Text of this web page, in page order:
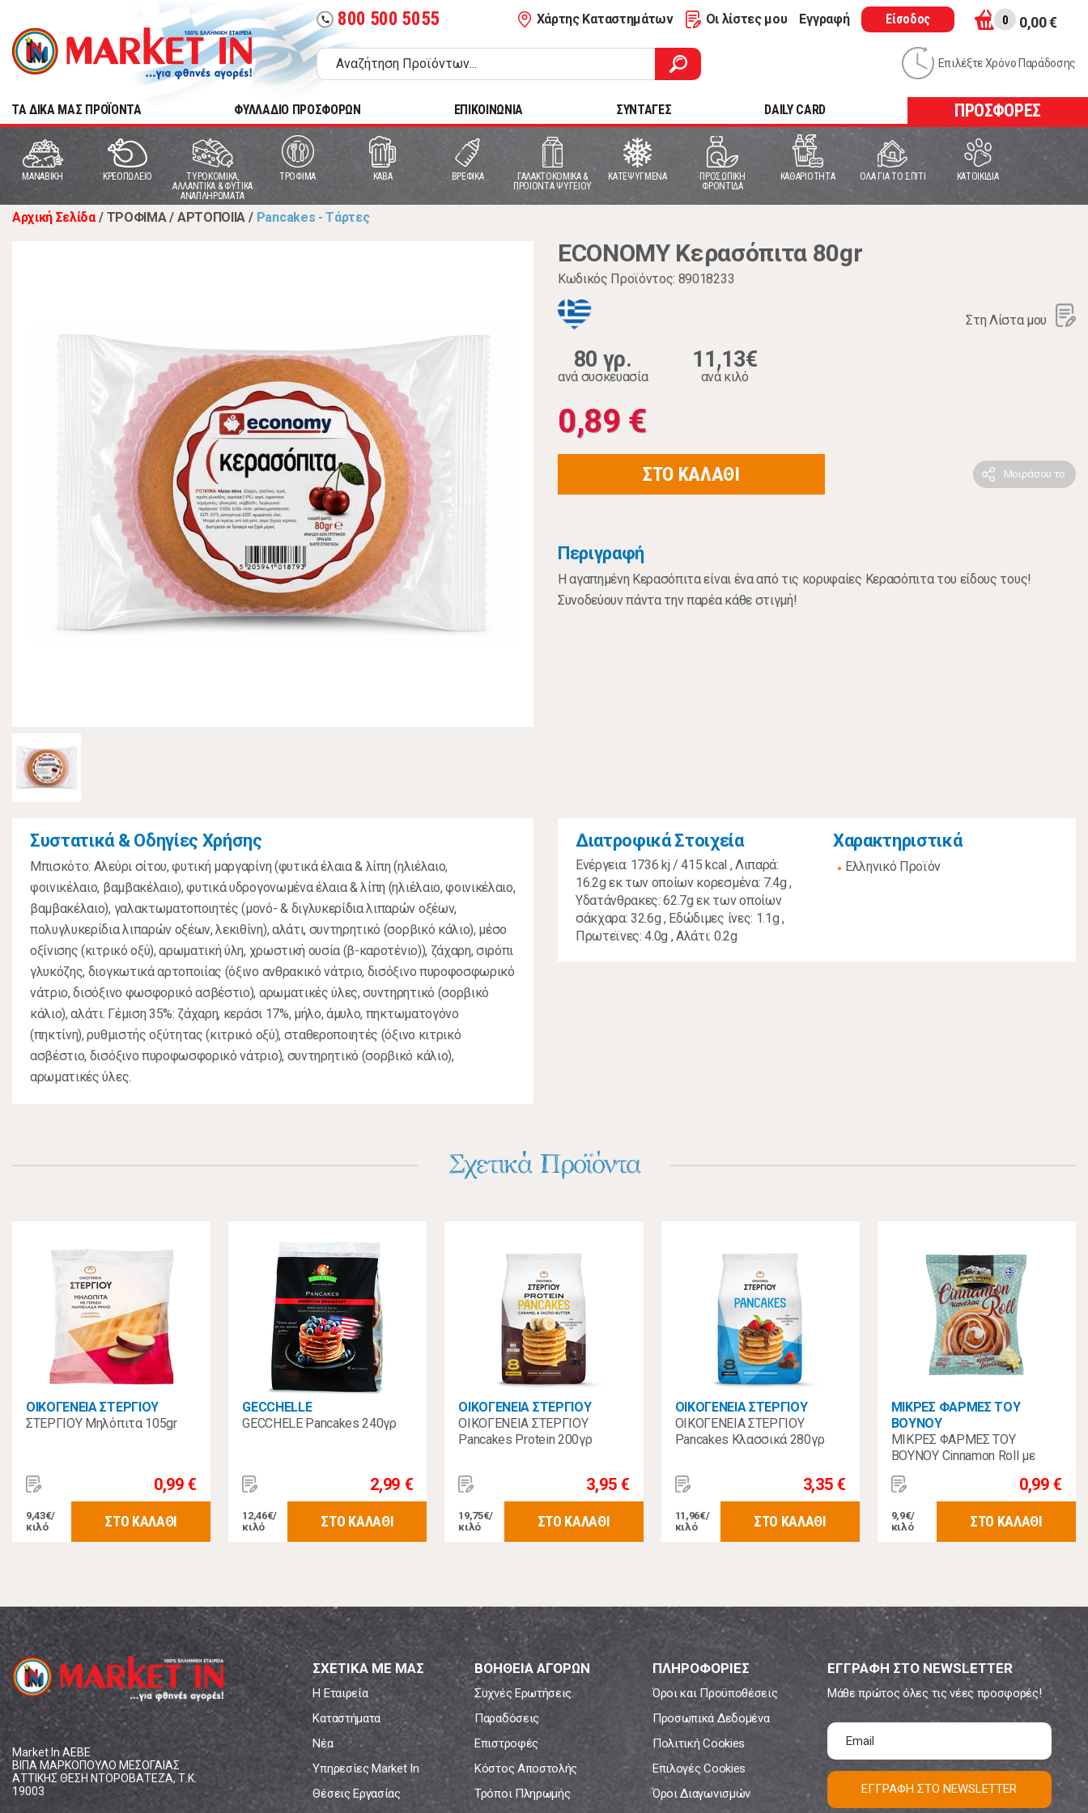
call 800 500 5055 Χάρτης Καταστημάτων Οι λίστες μου Εγγραφή Είσοδος 0 0,00 €
Επιλέξτε Χρόνο Παράδοσης
TA ΔΙΚΑ ΜΑΣ ΠΡΟΪΟΝΤΑ ΦΥΛΛΑΔΙΟ ΠΡΟΣΦΟΡΩΝ ΕΠΙΚΟΙΝΩΝΙΑ ΣΥΝΤΑΓΕΣ DAILY CARD ΠΡΟΣΦΟΡΕΣ
MANABIKH ΚΡΕΟΠΩΛΕΙΟ
ΤΥΡΟΚΟΜΙΚΑ,
ΑΛΛΑΝΤΙΚΑ & ΦΥΤΙΚΑ
ΑΝΑΠΛΗΡΩΜΑΤΑ
ΤΡΟΦΙΜΑ ΚΑΒΑ ΒΡΕΦΙΚΑ
ΓΑΛΑΚΤΟΚΟΜΙΚΑ &
ΠΡΟΙΟΝΤΑ ΨΥΓΕΙΟΥ
ΚΑΤΕΨΥΓΜΕΝΑ
ΠΡΟΣΩΠΙΚΗ
ΦΡΟΝΤΙΔΑ
ΚΑΘΑΡΙΟΤΗΤΑ ΟΛΑ ΓΙΑ ΤΟ ΣΠΙΤΙ ΚΑΤΟΙΚΙΔΙΑ
Αρχική Σελίδα / ΤΡΟΦΙΜΑ / ΑΡΤΟΠΟΙΙΑ / Pancakes - Τάρτες
ECONOMY Κερασόπιτα 80gr
Κωδικός Προϊόντος: 89018233
Στη Λίστα μου
80 γρ.
ανά συσκευασία
11,13€
ανά κιλό
0,89 €
ΣΤΟ ΚΑΛΑΘΙ Μοιράσου το
Περιγραφή
Η αγαπημένη Κερασόπιτα είναι ένα από τις κορυφαίες Κερασόπιτα του είδους τους!
Συνοδεύουν πάντα την παρέα κάθε στιγμή!
Συστατικά & Οδηγίες Χρήσης
Μπισκότο: Αλεύρι σίτου, φυτική μαργαρίνη (φυτικά έλαια & λίπη (ηλιέλαιο,
φοινικέλαιο, βαμβακέλαιο), φυτικά υδρογονωμένα έλαια & λίπη (ηλιέλαιο, φοινικέλαιο,
βαμβακέλαιο), γαλακτωματοποιητές (μονό- & διγλυκερίδια λιπαρών οξέων,
πολυγλυκερίδια λιπαρών οξέων, λεκιθίνη), αλάτι, συντηρητικό (σορβικό κάλιο), μέσο
οξίνισης (κιτρικό οξύ), αρωματική ύλη, χρωστική ουσία (β-καροτένιο)), ζάχαρη, σιρόπι
γλυκόζης, διογκωτικά αρτοποιίας (όξινο ανθρακικό νάτριο, δισόξινο πυροφοσφωρικό
νάτριο, δισόξινο φωσφορικό ασβέστιο), αρωματικές ύλες, συντηρητικό (σορβικό
κάλιο), αλάτι. Γέμιση 35%: ζάχαρη, κεράσι 17%, μήλο, άμυλο, πηκτωματογόνο
(πηκτίνη), ρυθμιστής οξύτητας (κιτρικό οξύ), σταθεροποιητές (όξινο κιτρικό
ασβέστιο, δισόξινο πυροφωσφορικό νάτριο), συντηρητικό (σορβικό κάλιο),
αρωματικές ύλες.
Διατροφικά Στοιχεία
Ενέργεια: 1736 kj / 415 kcal , Λιπαρά:
16.2g εκ των οποίων κορεσμένα: 7.4g ,
Υδατάνθρακες: 62.7g εκ των οποίων
σάκχαρα: 32.6g , Εδώδιμες ίνες: 1.1g ,
Πρωτεϊνες: 4.0g , Αλάτι: 0.2g
Χαρακτηριστικά
Ελληνικό Προϊόν
Σχετικά Προϊόντα
ΟΙΚΟΓΕΝΕΙΑ ΣΤΕΡΓΙΟΥ
ΣΤΕΡΓΙΟΥ Μηλόπιτα 105gr
0,99 €
9,43€/
κιλό
ΣΤΟ ΚΑΛΑΘΙ
GECCHELLE
GECCHELE Pancakes 240γρ
2,99 €
12,46€/
κιλό
ΣΤΟ ΚΑΛΑΘΙ
ΟΙΚΟΓΕΝΕΙΑ ΣΤΕΡΓΙΟΥ
ΟΙΚΟΓΕΝΕΙΑ ΣΤΕΡΓΙΟΥ
Pancakes Protein 200γρ
3,95 €
19,75€/
κιλό
ΣΤΟ ΚΑΛΑΘΙ
ΟΙΚΟΓΕΝΕΙΑ ΣΤΕΡΓΙΟΥ
ΟΙΚΟΓΕΝΕΙΑ ΣΤΕΡΓΙΟΥ
Pancakes Κλασσικά 280γρ
3,35 €
11,96€/
κιλό
ΣΤΟ ΚΑΛΑΘΙ
ΜΙΚΡΕΣ ΦΑΡΜΕΣ ΤΟΥ
ΒΟΥΝΟΥ
ΜΙΚΡΕΣ ΦΑΡΜΕΣ ΤΟΥ
ΒΟΥΝΟΥ Cinnamon Roll με
Κρέμα Βανίλια 100γρ
0,99 €
9,9€/
κιλό
ΣΤΟ ΚΑΛΑΘΙ
Market In ΑΕΒΕ
ΒΙΠΑ ΜΑΡΚΟΠΟΥΛΟ ΜΕΣΟΓΑΙΑΣ
ΑΤΤΙΚΗΣ ΘΕΣΗ ΝΤΟΡΟΒΑΤΕΖΑ, Τ.Κ.
19003
ΣΧΕΤΙΚΑ ΜΕ ΜΑΣ
Η Εταιρεία
Καταστήματα
Νέα
Υπηρεσίες Market In
Θέσεις Εργασίας
ΒΟΗΘΕΙΑ ΑΓΟΡΩΝ
Συχνές Ερωτήσεις
Παραδόσεις
Επιστροφές
Κόστος Αποστολής
Τρόποι Πληρωμής
ΠΛΗΡΟΦΟΡΙΕΣ
Όροι και Προϋποθέσεις
Προσωπικά Δεδομένα
Πολιτική Cookies
Επιλογές Cookies
Όροι Διαγωνισμών
ΕΓΓΡΑΦΗ ΣΤΟ NEWSLETTER
Μάθε πρώτος όλες τις νέες προσφορές!
ΕΓΓΡΑΦΗ ΣΤΟ NEWSLETTER